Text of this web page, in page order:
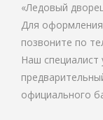
«Ледовый
Для оформления
позвоните по
Наш
официального